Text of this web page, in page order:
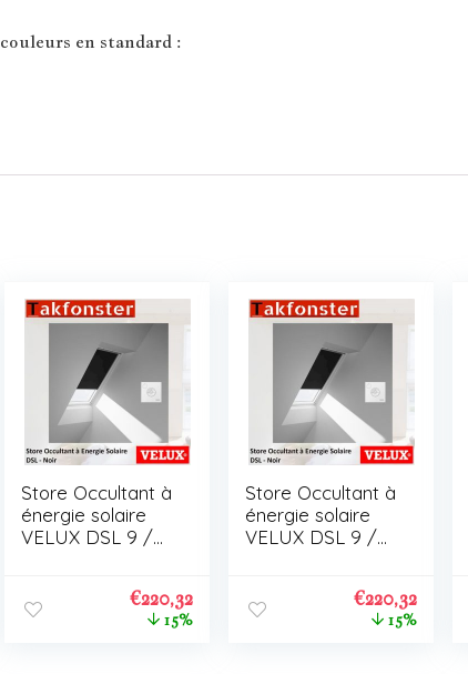
en standard :
Store Occultant à
énergie solaire
VELUX DSL 9 /
€220,32
15%
Store Occultant à
énergie solaire
VELUX DSL 9 /
€220,32
15%